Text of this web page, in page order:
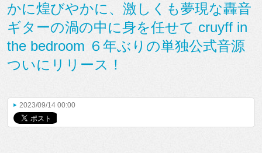
かに煌びやかに、激しくも夢現な轟音
ギターの渦の中に身を任せて cruyff in
the bedroom ６年ぶりの単独公式音源
ついにリリース！
2023/09/14 00:00